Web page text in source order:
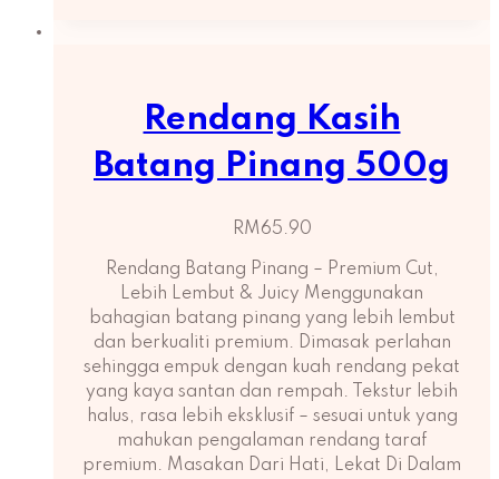
Rendang Kasih
Batang Pinang 500g
RM65.90
Rendang Batang Pinang – Premium Cut,
Lebih Lembut & Juicy Menggunakan
bahagian batang pinang yang lebih lembut
dan berkualiti premium. Dimasak perlahan
sehingga empuk dengan kuah rendang pekat
yang kaya santan dan rempah. Tekstur lebih
halus, rasa lebih eksklusif – sesuai untuk yang
mahukan pengalaman rendang taraf
premium. Masakan Dari Hati, Lekat Di Dalam